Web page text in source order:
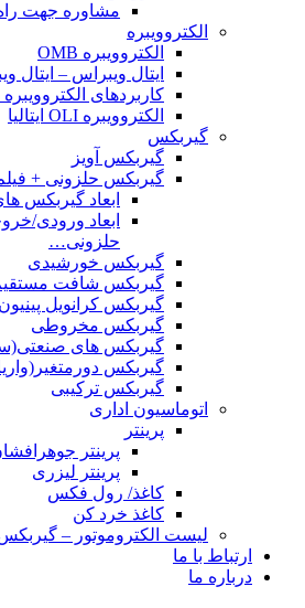
مشاوره جهت
الکتروویبره
الکتروویبره OMB
ایتال ویبراس – ایتال
کاربردهای
الکتروویبره OLI ایتالیا
گیربکس
گیربکس آویز
گیربکس حلزونی +
ابعاد گیربکس های
ابعاد ورودی/
حلزونی…
گیربکس خورشیدی
گیربکس شافت
گیربکس کرانویل پینیون
گیربکس مخروطی
گیربکس های
گیربکس
گیربکس ترکیبی
اتوماسیون اداری
پرینتر
پرینتر
پرینتر لیزری
کاغذ/ رول فکس
کاغذ خرد کن
لیست الکتروموتور –
ارتباط با ما
درباره ما